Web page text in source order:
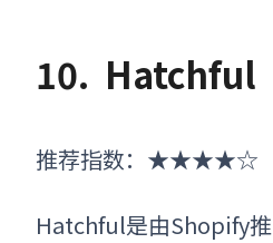
10. Hatchful
推荐指数： ★★★★☆
Hatchful是由Shopify